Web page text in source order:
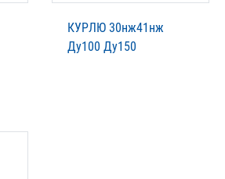
КУРЛЮ 30нж41нж
Ду100 Ду150